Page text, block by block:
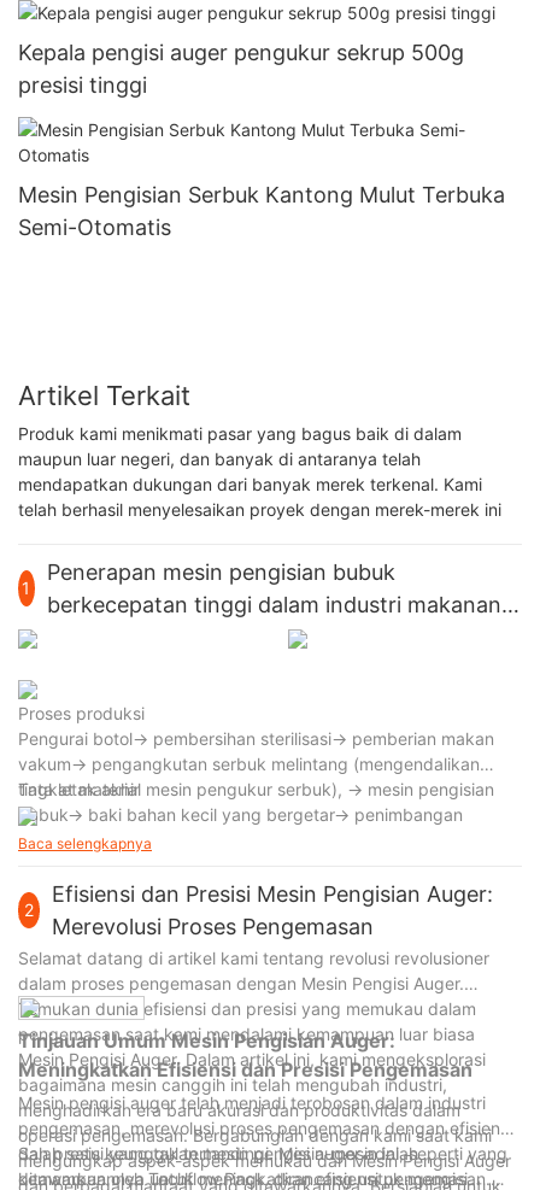
Kepala pengisi auger pengukur sekrup 500g
presisi tinggi
Mesin Pengisian Serbuk Kantong Mulut Terbuka
Semi-Otomatis
Artikel Terkait
Produk kami menikmati pasar yang bagus baik di dalam
maupun luar negeri, dan banyak di antaranya telah
mendapatkan dukungan dari banyak merek terkenal. Kami
telah berhasil menyelesaikan proyek dengan merek-merek ini
1
Penerapan mesin pengisian bubuk
berkecepatan tinggi dalam industri makanan
Proses produksi
Pengurai botol→ pembersihan sterilisasi→ pemberian makan
vakum→ pengangkutan serbuk melintang (mengendalikan
tingkat material mesin pengukur serbuk), → mesin pengisian
bubuk→ baki bahan kecil yang bergetar→ penimbangan
kombinasi mikro→ gelas ukur putar→ mesin pengisian kontinu
dan pembatasan→ pembersihan badan botol
Tata letak akhir
Baca selengkapnya
2
Efisiensi dan Presisi Mesin Pengisian Auger:
Merevolusi Proses Pengemasan
Selamat datang di artikel kami tentang revolusi revolusioner
dalam proses pengemasan dengan Mesin Pengisi Auger.
Temukan dunia efisiensi dan presisi yang memukau dalam
pengemasan saat kami mendalami kemampuan luar biasa
Mesin Pengisi Auger. Dalam artikel ini, kami mengeksplorasi
bagaimana mesin canggih ini telah mengubah industri,
menghadirkan era baru akurasi dan produktivitas dalam
operasi pengemasan. Bergabunglah dengan kami saat kami
mengungkap aspek-aspek memukau dari Mesin Pengisi Auger
Tinjauan Umum Mesin Pengisian Auger:
Meningkatkan Efisiensi dan Presisi Pengemasan
Mesin pengisi auger telah menjadi terobosan dalam industri
pengemasan, merevolusi proses pengemasan dengan efisiensi
dan presisi yang tak tertandingi. Mesin-mesin ini, seperti yang
ditawarkan oleh Techflow Pack, dirancang untuk mengisi
Salah satu keunggulan mesin pengisi auger adalah
kemampuannya untuk meningkatkan efisiensi pengemasan.